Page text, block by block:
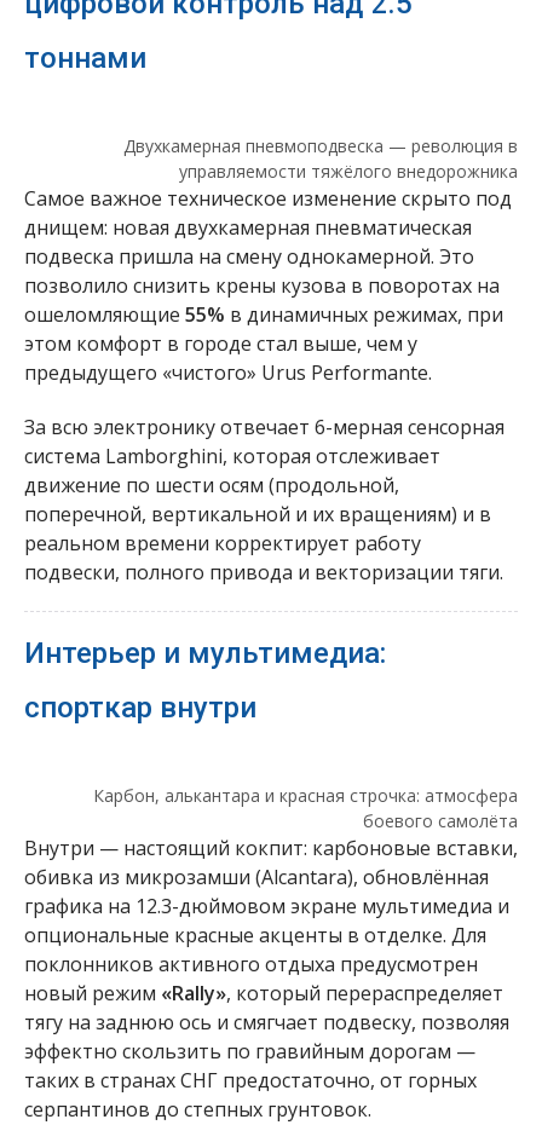
тоннами
Двухкамерная пневмоподвеска — революция в
управляемости тяжёлого внедорожника
Самое важное техническое изменение скрыто под
днищем: новая двухкамерная пневматическая
подвеска пришла на смену однокамерной. Это
позволило снизить крены кузова в поворотах на
ошеломляющие 55% в динамичных режимах, при
этом комфорт в городе стал выше, чем у
предыдущего «чистого» Urus Performante.
За всю электронику отвечает 6-мерная сенсорная
система Lamborghini, которая отслеживает
движение по шести осям (продольной,
поперечной, вертикальной и их вращениям) и в
реальном времени корректирует работу
подвески, полного привода и векторизации тяги.
Интерьер и мультимедиа:
спорткар внутри
Карбон, алькантара и красная строчка: атмосфера
боевого самолёта
Внутри — настоящий кокпит: карбоновые вставки,
обивка из микрозамши (Alcantara), обновлённая
графика на 12.3-дюймовом экране мультимедиа и
опциональные красные акценты в отделке. Для
поклонников активного отдыха предусмотрен
новый режим «Rally», который перераспределяет
тягу на заднюю ось и смягчает подвеску, позволяя
эффектно скользить по гравийным дорогам —
таких в странах СНГ предостаточно, от горных
серпантинов до степных грунтовок.